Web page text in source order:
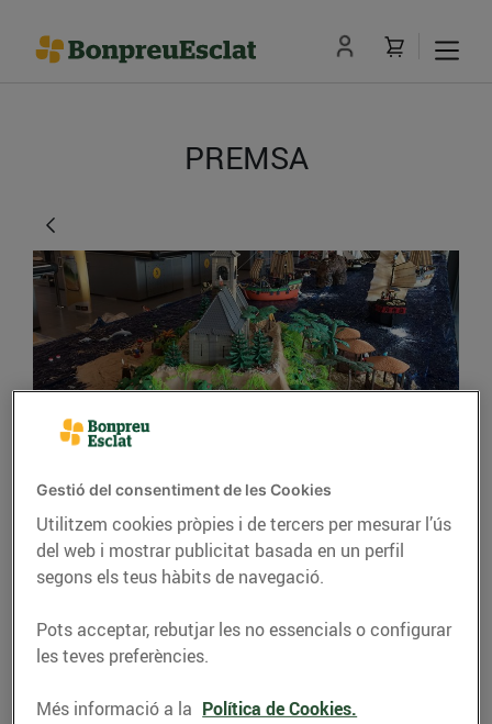
PREMSA
L’Esclat de Manresa
acull la maqueta de
Playmobil més gran de
la Catalunya Central
Gestió del consentiment de les Cookies
Utilitzem cookies pròpies i de tercers per mesurar l’ús
del web i mostrar publicitat basada en un perfil
segons els teus hàbits de navegació.
Pots acceptar, rebutjar les no essencials o configurar
les teves preferències.
Més informació a la Política de Cookies.